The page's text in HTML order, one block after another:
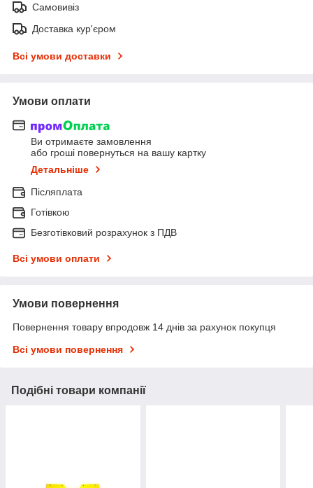
Самовивіз
Доставка кур'єром
Всі умови доставки
Умови оплати
Ви отримаєте замовлення
або гроші повернуться на вашу картку
Детальніше
Післяплата
Готівкою
Безготівковий розрахунок з ПДВ
Всі умови оплати
Умови повернення
Повернення товару впродовж 14 днів за рахунок покупця
Всі умови повернення
Подібні товари компанії